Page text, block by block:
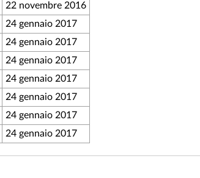
22 novembre 2016
24 gennaio 2017
24 gennaio 2017
24 gennaio 2017
24 gennaio 2017
24 gennaio 2017
24 gennaio 2017
24 gennaio 2017